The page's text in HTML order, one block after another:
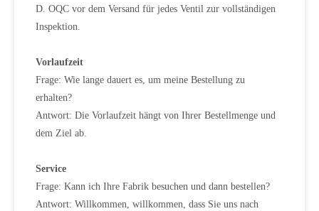
D. OQC vor dem Versand für jedes Ventil zur vollständigen
Inspektion.
Vorlaufzeit
Frage: Wie lange dauert es, um meine Bestellung zu
erhalten?
Antwort: Die Vorlaufzeit hängt von Ihrer Bestellmenge und
dem Ziel ab.
Service
Frage: Kann ich Ihre Fabrik besuchen und dann bestellen?
Antwort: Willkommen, willkommen, dass Sie uns nach